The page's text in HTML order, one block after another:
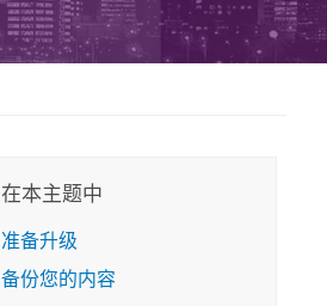
在本主题中
准备升级
备份您的内容